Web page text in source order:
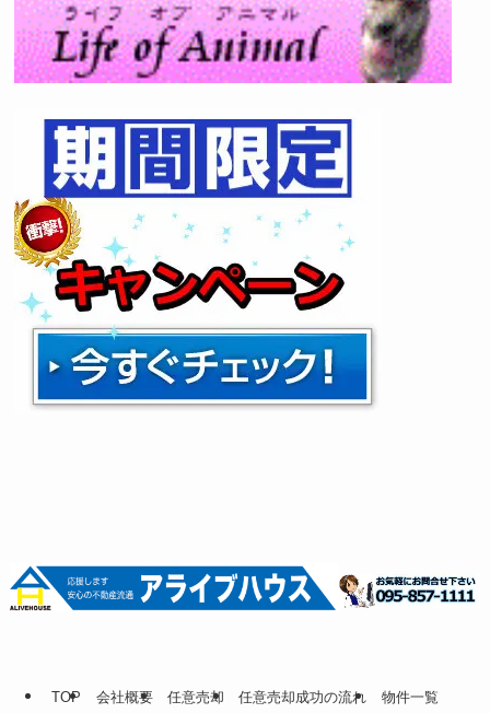
TOP 会社概要 任意売却 任意売却成功の流れ 物件一覧